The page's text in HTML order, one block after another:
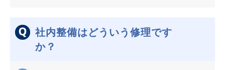
社内整備はどういう修理です
か？